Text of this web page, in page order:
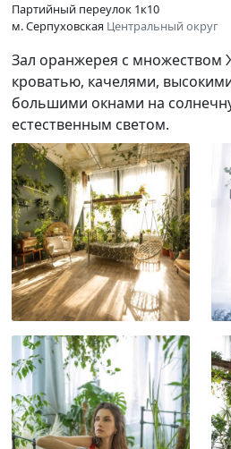
Партийный переулок 1к10
м. Серпуховская Центральный округ
Зал оранжерея с
кроватью, качелями,
большими окнами на
естественным светом.